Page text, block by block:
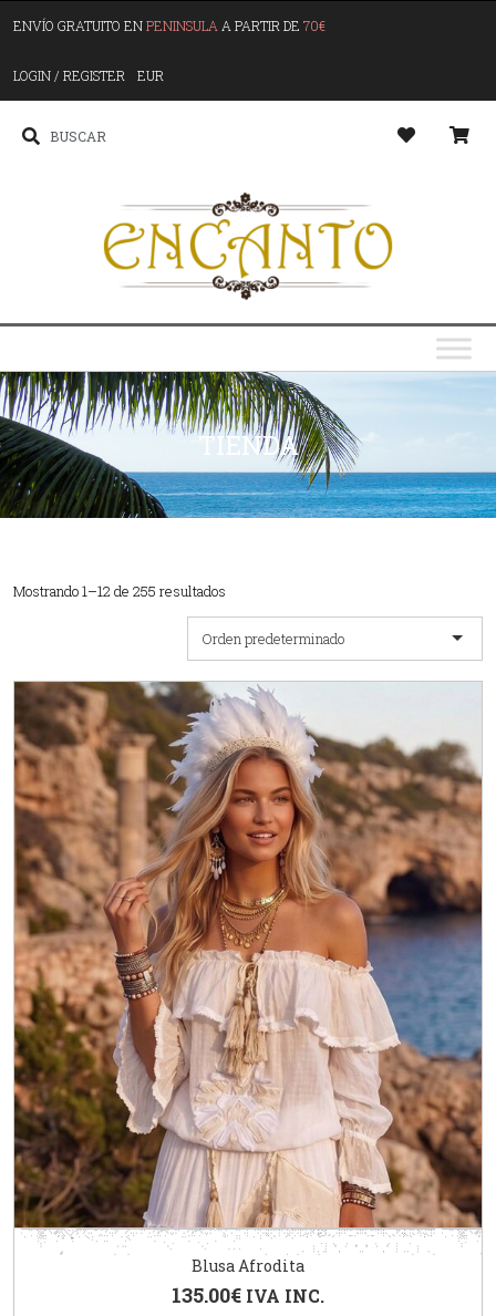
ENVÍO GRATUITO ENPENINSULA A PARTIR DE 70€
LOGIN / REGISTER EUR
TIENDA
Mostrando 1–12 de 255 resultados
Orden predeterminado
Blusa Afrodita
135.00€ IVA INC.